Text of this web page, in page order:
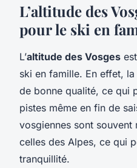
L’altitude des
pour le ski en
L’altitude des Vosges
ski en famille. En effet,
de bonne qualité, ce qui
pistes même en fin de
vosgiennes sont souvent
celles des Alpes, ce qui
tranquillité.